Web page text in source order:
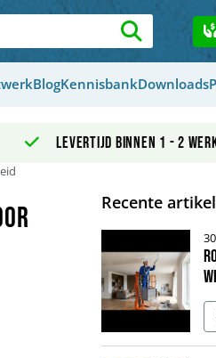
BlogKennisbankDownloads
Levertijd binnen 1 - 2
Recente